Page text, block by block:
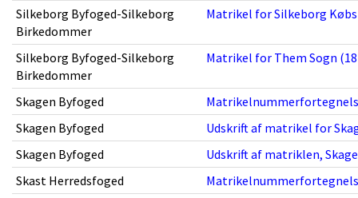
Silkeborg Byfoged-Silkeborg
Birkedommer
Matrikel for Silkeborg
Silkeborg Byfoged-Silkeborg
Birkedommer
Matrikel for Them Sogn
Skagen Byfoged
Skagen Byfoged
Udskrift af matrikel for
Skagen Byfoged
Udskrift af matriklen,
Skast Herredsfoged